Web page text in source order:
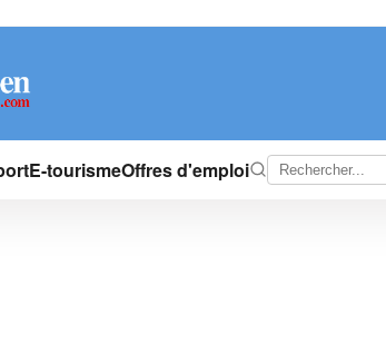
E-tourismeOffres d'emploi